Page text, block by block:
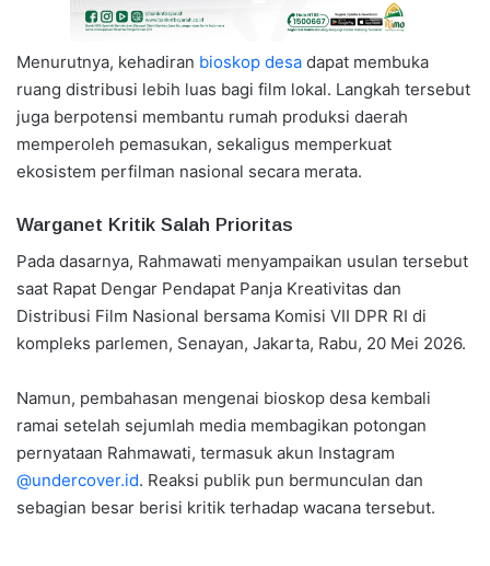
Menurutnya, kehadiran bioskop desa dapat membuka
ruang distribusi lebih luas bagi film lokal. Langkah tersebut
juga berpotensi membantu rumah produksi daerah
memperoleh pemasukan, sekaligus memperkuat
ekosistem perfilman nasional secara merata.
Warganet Kritik Salah Prioritas
Pada dasarnya, Rahmawati menyampaikan usulan tersebut
saat Rapat Dengar Pendapat Panja Kreativitas dan
Distribusi Film Nasional bersama Komisi VII DPR RI di
kompleks parlemen, Senayan, Jakarta, Rabu, 20 Mei 2026.
Namun, pembahasan mengenai bioskop desa kembali
ramai setelah sejumlah media membagikan potongan
pernyataan Rahmawati, termasuk akun Instagram
@undercover.id. Reaksi publik pun bermunculan dan
sebagian besar berisi kritik terhadap wacana tersebut.